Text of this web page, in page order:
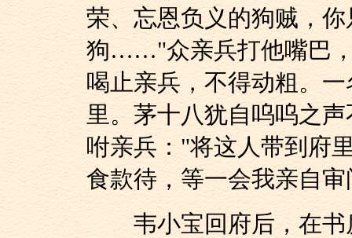
荣、忘恩负义的狗贼，
狗……"众亲兵打他嘴巴
喝止亲兵，不得动粗。
里。茅十八犹自呜呜之
咐亲兵："将这人带到府
食款待，等一会我亲自
韦小宝回府后，在书